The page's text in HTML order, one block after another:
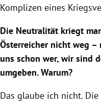
Komplizen eines
Die Neutralität kriegt
Österreicher nicht weg
uns schon wer, wir sind
umgeben. Warum?
Das glaube ich nicht.